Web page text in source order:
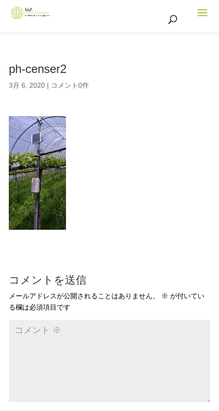
ph-censer2
3月 6, 2020| コメント0件
コメントを送信
メールアドレスが公開されることはありません。 ※ が付いてい
る欄は必須項目です